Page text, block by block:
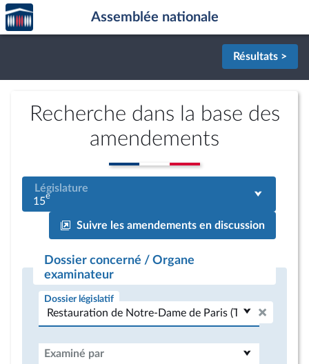
Aller au contenu
Aller en bas de la page
Accèder
à la
page
Assemblée nationale
Résultats >
Recherche dans la base des
amendements
Législature
15e
Suivre les amendements en discussion
Dossier concerné / Organe
examinateur
Dossier législatif
Examiné par